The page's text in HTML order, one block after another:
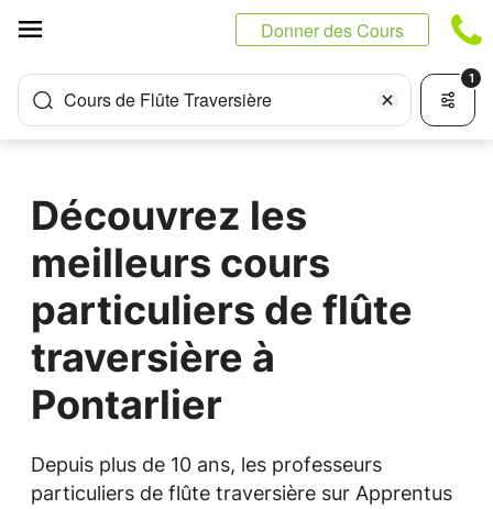
Donner des Cours
Cours de Flûte Traversière
1
Découvrez les
meilleurs cours
particuliers de flûte
traversière à
Pontarlier
Depuis plus de 10 ans, les professeurs
particuliers de flûte traversière sur Apprentus